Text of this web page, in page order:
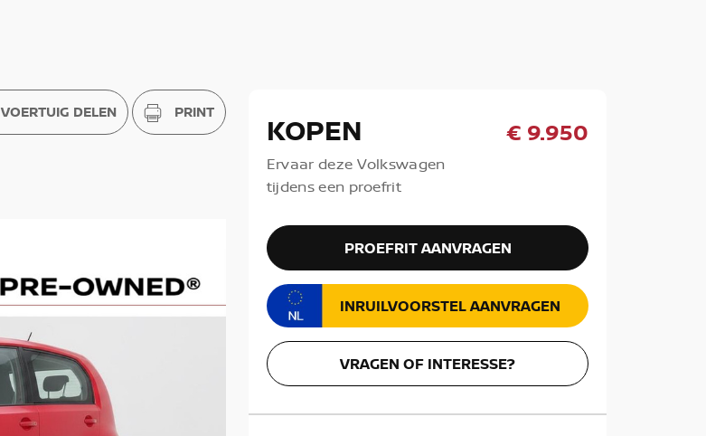
VOERTUIG DELEN PRINT KOPEN
Ervaar deze Volkswagen
tijdens een proefrit
€ 9.950
PROEFRIT AANVRAGEN
INRUILVOORSTEL AANVRAGEN
VRAGEN OF INTERESSE?